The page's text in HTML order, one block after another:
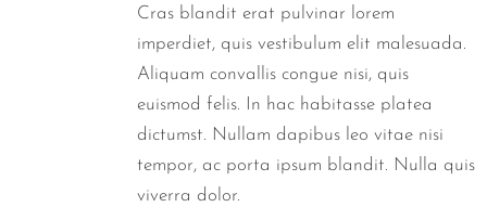
Cras blandit erat pulvinar lorem
imperdiet, quis vestibulum elit malesuada.
Aliquam convallis congue nisi, quis
euismod felis. In hac habitasse platea
dictumst. Nullam dapibus leo vitae nisi
tempor, ac porta ipsum blandit. Nulla quis
viverra dolor.